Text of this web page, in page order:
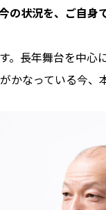
の状況を、ご自
。長年舞台を中
かなっている今、